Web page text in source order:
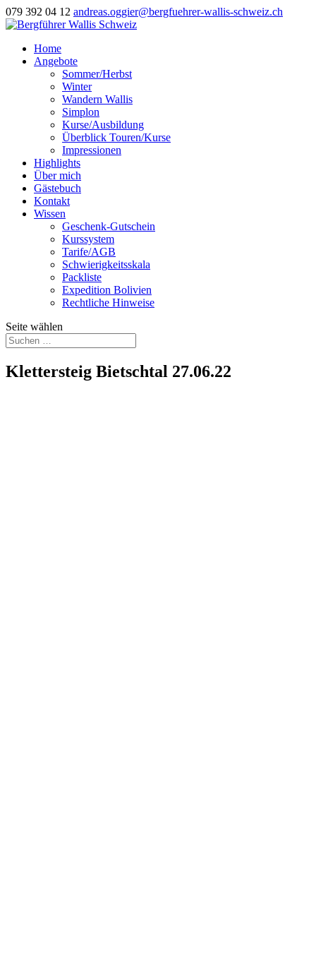
079 392 04 12 andreas.oggier@bergfuehrer-wallis-schweiz.ch
Home
Angebote
Sommer/Herbst
Winter
Wandern Wallis
Simplon
Kurse/Ausbildung
Überblick Touren/Kurse
Impressionen
Highlights
Über mich
Gästebuch
Kontakt
Wissen
Geschenk-Gutschein
Kurssystem
Tarife/AGB
Schwierigkeitsskala
Packliste
Expedition Bolivien
Rechtliche Hinweise
Seite wählen
Klettersteig Bietschtal 27.06.22